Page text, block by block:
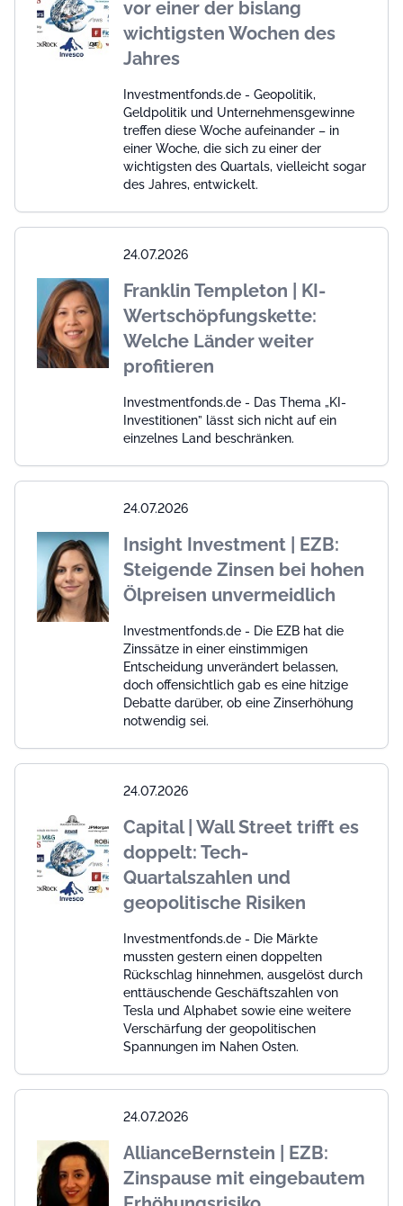
vor einer der bislang
wichtigsten Wochen des
Jahres
Investmentfonds.de - Geopolitik,
Geldpolitik und Unternehmensgewinne
treffen diese Woche aufeinander – in
einer Woche, die sich zu einer der
wichtigsten des Quartals, vielleicht sogar
des Jahres, entwickelt.
24.07.2026
Franklin Templeton | KI-
Wertschöpfungskette:
Welche Länder weiter
profitieren
Investmentfonds.de - Das Thema „KI-
Investitionen” lässt sich nicht auf ein
einzelnes Land beschränken.
24.07.2026
Insight Investment | EZB:
Steigende Zinsen bei hohen
Ölpreisen unvermeidlich
Investmentfonds.de - Die EZB hat die
Zinssätze in einer einstimmigen
Entscheidung unverändert belassen,
doch offensichtlich gab es eine hitzige
Debatte darüber, ob eine Zinserhöhung
notwendig sei.
24.07.2026
Capital | Wall Street trifft es
doppelt: Tech-
Quartalszahlen und
geopolitische Risiken
Investmentfonds.de - Die Märkte
mussten gestern einen doppelten
Rückschlag hinnehmen, ausgelöst durch
enttäuschende Geschäftszahlen von
Tesla und Alphabet sowie eine weitere
Verschärfung der geopolitischen
Spannungen im Nahen Osten.
24.07.2026
AllianceBernstein | EZB:
Zinspause mit eingebautem